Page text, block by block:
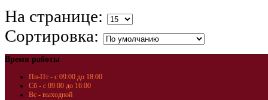
На странице:
Сортировка:
Время работы
Пн-Пт - с 09:00 до 18:00
Сб - с 09:00 до 16:00
Вс - выходной